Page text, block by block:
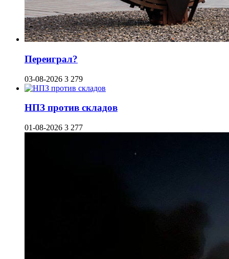
Переиграл?
03-08-2026 3 279
НПЗ против складов
01-08-2026 3 277